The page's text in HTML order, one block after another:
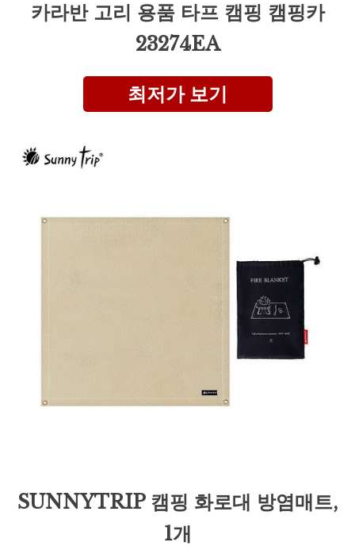
카라반 고리 용품 타프 캠핑 캠핑카
23274EA
최저가 보기
SUNNYTRIP 캠핑 화로대 방염매트,
1개